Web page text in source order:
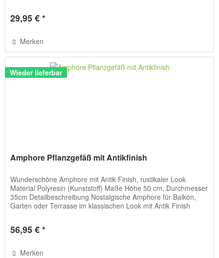
29,95 € *
Merken
Wieder lieferbar
Amphore Pflanzgefäß mit Antikfinish
Wunderschöne Amphore mit Antik Finish, rustikaler Look
Material Polyresin (Kunststoff) Maße Höhe 50 cm, Durchmesser
35cm Detailbeschreibung Nostalgische Amphore für Balkon,
Garten oder Terrasse im klassischen Look mit Antik Finish
56,95 € *
Merken